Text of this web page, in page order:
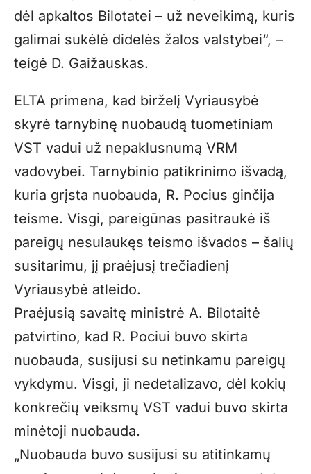
dėl apkaltos Bilotatei – už neveikimą, kuris
galimai sukėlė didelės žalos valstybei“, –
teigė D. Gaižauskas.
ELTA primena, kad birželį Vyriausybė
skyrė tarnybinę nuobaudą tuometiniam
VST vadui už nepaklusnumą VRM
vadovybei. Tarnybinio patikrinimo išvadą,
kuria grįsta nuobauda, R. Pocius ginčija
teisme. Visgi, pareigūnas pasitraukė iš
pareigų nesulaukęs teismo išvados – šalių
susitarimu, jį praėjusį trečiadienį
Vyriausybė atleido.
Praėjusią savaitę ministrė A. Bilotaitė
patvirtino, kad R. Pociui buvo skirta
nuobauda, susijusi su netinkamu pareigų
vykdymu. Visgi, ji nedetalizavo, dėl kokių
konkrečių veiksmų VST vadui buvo skirta
minėtoji nuobauda.
„Nuobauda buvo susijusi su atitinkamų